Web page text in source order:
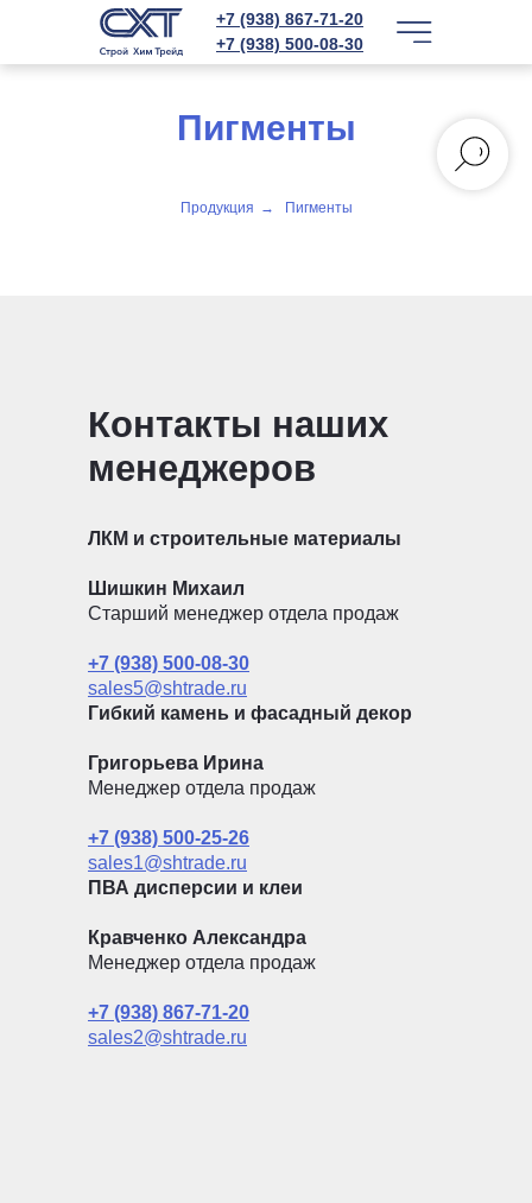
+7 (938) 867-71-20
+7 (938) 500-08-30
Пигменты
Продукция → Пигменты
Контакты наших
менеджеров
ЛКМ и строительные материалы
Шишкин Михаил
Старший менеджер отдела продаж
+7 (938) 500-08-30
sales5@shtrade.ru
Гибкий камень и фасадный декор
Григорьева Ирина
Менеджер отдела продаж
+7 (938) 500-25-26
sales1@shtrade.ru
ПВА дисперсии и клеи
Кравченко Александра
Менеджер отдела продаж
+7 (938) 867-71-20
sales2@shtrade.ru